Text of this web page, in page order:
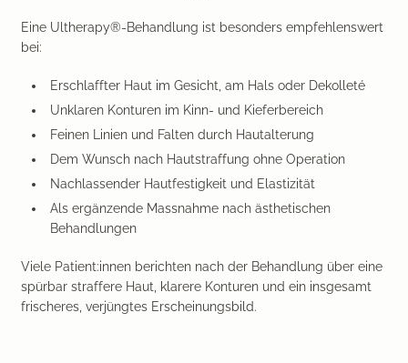
Eine Ultherapy®-Behandlung ist besonders empfehlenswert
bei:
Erschlaffter Haut im Gesicht, am Hals oder Dekolleté
Unklaren Konturen im Kinn- und Kieferbereich
Feinen Linien und Falten durch Hautalterung
Dem Wunsch nach Hautstraffung ohne Operation
Nachlassender Hautfestigkeit und Elastizität
Als ergänzende Massnahme nach ästhetischen
Behandlungen
Viele Patient:innen berichten nach der Behandlung über eine
spürbar straffere Haut, klarere Konturen und ein insgesamt
frischeres, verjüngtes Erscheinungsbild.